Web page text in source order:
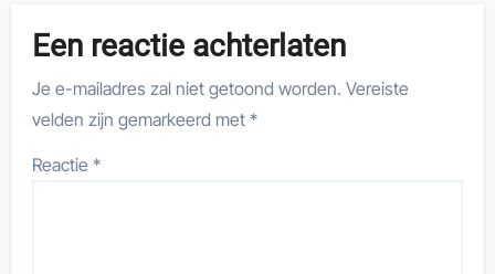
Een reactie achterlaten
Je e-mailadres zal niet getoond worden. Vereiste
velden zijn gemarkeerd met*
Reactie*